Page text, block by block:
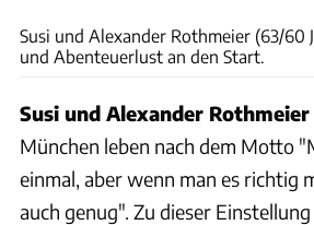
Susi und Alexander Rothmeier (63/60
und Abenteuerlust an den Start.
Susi und Alexander Rothmeier
München leben nach dem Motto
einmal, aber wenn man es richtig
auch genug". Zu dieser